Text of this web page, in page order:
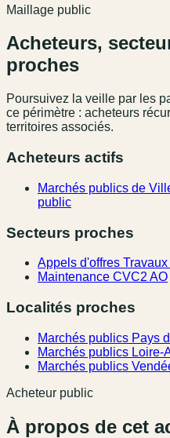
Maillage public
Acheteurs,
proches
Poursuivez la veille par les
ce périmètre : acheteurs
territoires associés.
Acheteurs actifs
Marchés publics de
public
Secteurs proches
Appels d'offres Travaux
Maintenance CVC2 AO
Localités proches
Marchés publics Pays
Marchés publics Loire-
Marchés publics
Acheteur public
À propos de cet